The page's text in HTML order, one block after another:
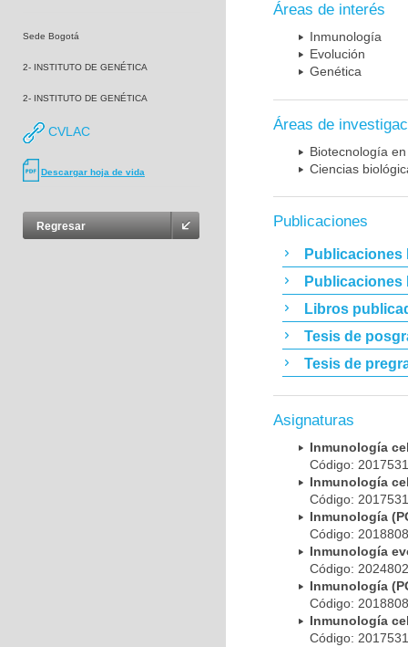
Sede Bogotá
2- INSTITUTO DE GENÉTICA
2- INSTITUTO DE GENÉTICA
CVLAC
Descargar hoja de vida
Regresar
Áreas de interés
Inmunología
Evolución
Genética
Áreas de
Biotecnología
Ciencias
Publicaciones
Publicaciones
Publicaciones
Libros
Tesis de
Tesis de
Asignaturas
Inmunología
Código:
Inmunología
Código:
Inmunología
Código:
Inmunología
Código:
Inmunología
Código:
Inmunología
Código: